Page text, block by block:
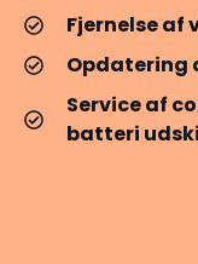
Fjernelse af
Opdatering
Service af
batteri